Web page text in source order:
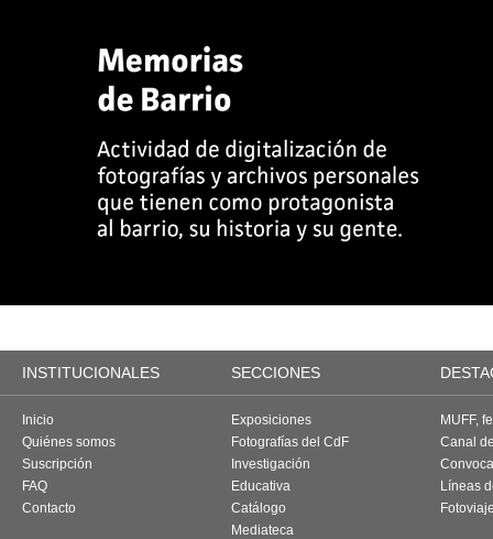
INSTITUCIONALES SECCIONES
Inicio
Quiénes somos
Suscripción
FAQ
Contacto
Exposiciones
Fotografías del CdF
Investigación
Educativa
Catálogo
Mediateca
MUFF,
Canal
Líneas